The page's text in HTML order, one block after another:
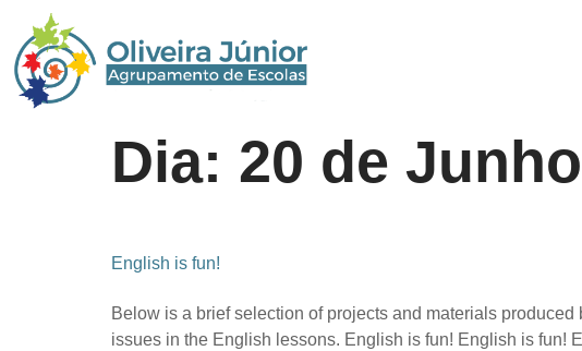
Dia: 20 de
English is fun!
Below is a brief selection of projects and materials
issues in the English lessons. English is fun! English is fun!